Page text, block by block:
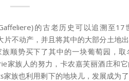
的古老历史可以追溯至17
不动产，并且将其中的大部分土地
顺势买下了其中的一块葡萄园，取
家族人的努力，卡农嘉芙丽酒庄和
族也利用剩下的地块儿，发展成为